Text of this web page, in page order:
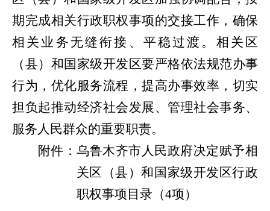
期完成相关行政职权事项的交接工作，确保
相关业务无缝衔接、平稳过渡。相关区
（县）和国家级开发区要严格依法规范办事
行为，优化服务流程，提高办事效率，切实
担负起推动经济社会发展、管理社会事务、
服务人民群众的重要职责。
附件：乌鲁木齐市人民政府决定赋予相
关区（县）和国家级开发区行政
职权事项目录（4项）